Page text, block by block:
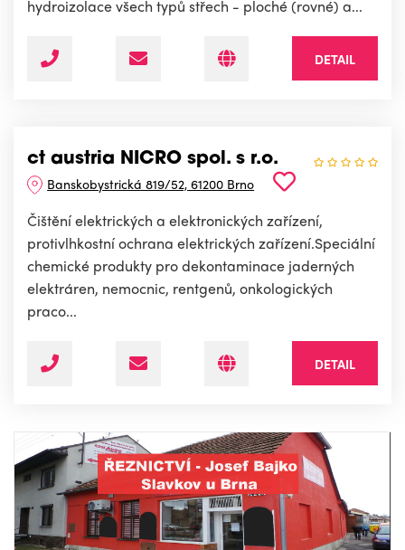
hydroizolace všech typů střech - ploché (rovné) a...
DETAIL
ct austria NICRO spol. s r.o.
Banskobystrická 819/52, 61200 Brno
Čištění elektrických a elektronických zařízení,
protivlhkostní ochrana elektrických zařízení.Speciální
chemické produkty pro dekontaminace jaderných
elektráren, nemocnic, rentgenů, onkologických
praco...
DETAIL